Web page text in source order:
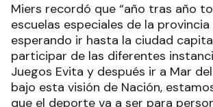
Miers recordó que “año tras año
escuelas especiales de la
esperando ir hasta la ciudad
participar de las diferentes
Juegos Evita y después ir a Mar
bajo esta visión de Nación,
que el deporte va a ser para